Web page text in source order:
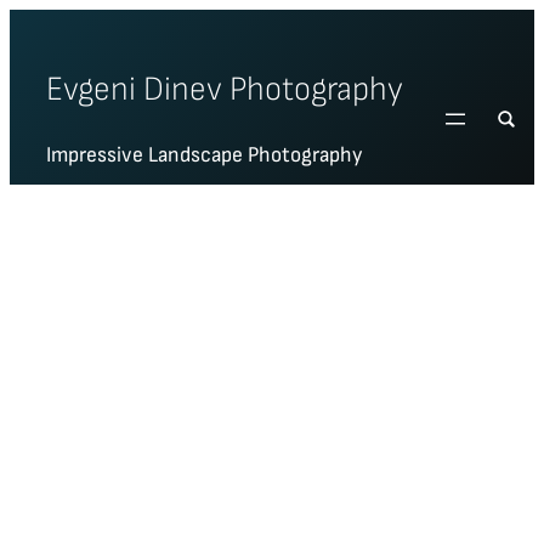
content
Evgeni Dinev Photography
Impressive Landscape Photography